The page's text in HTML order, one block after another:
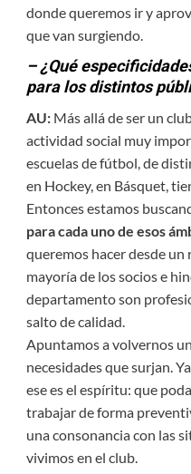
donde queremos ir y
que van surgiendo.
– ¿Qué
para los distintos
AU:Más allá de ser un
actividad social muy
escuelas de fútbol, de
en Hockey, en Básquet,
Entonces estamos
para cada uno de esos
queremos hacer desde
mayoría de los socios e
departamento son
salto de calidad.
Apuntamos a volvernos
necesidades que surjan.
ese es el espíritu: que
trabajar de forma
una consonancia con las
vivimos en el club.